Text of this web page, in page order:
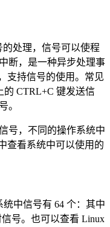
处理，信号可以使程
断，是一种异步处理事
支持信号的使用。常见
的 CTRL+C 键发送信
。
号，不同的操作系统中
查看系统中可以使用的
中信号有 64 个：其中
号。也可以查看 Linux